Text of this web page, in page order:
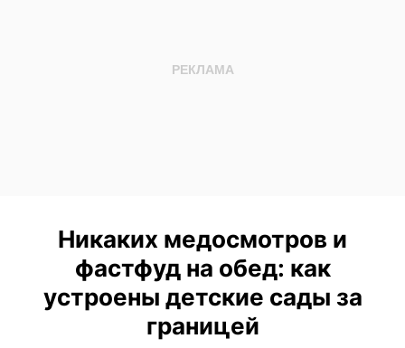
Никаких медосмотров и
фастфуд на обед: как
устроены детские сады за
границей